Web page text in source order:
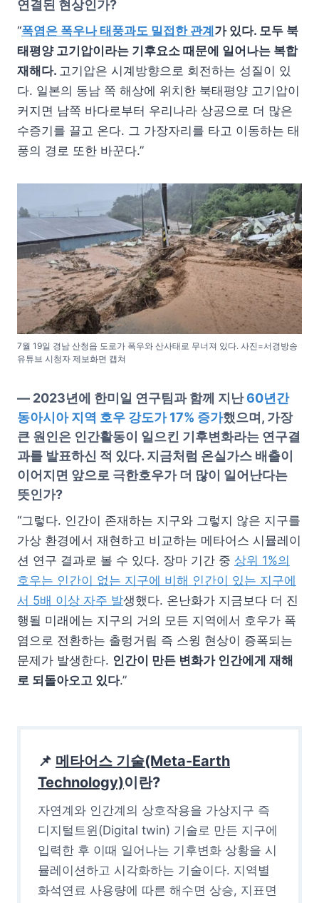
연결된 현상인가?
“폭염은 폭우나 태풍과도 밀접한 관계가 있다. 모두 북
태평양 고기압이라는 기후요소 때문에 일어나는 복합
재해다. 고기압은 시계방향으로 회전하는 성질이 있
다. 일본의 동남 쪽 해상에 위치한 북태평양 고기압이
커지면 남쪽 바다로부터 우리나라 상공으로 더 많은
수증기를 끌고 온다. 그 가장자리를 타고 이동하는 태
풍의 경로 또한 바꾼다.”
7월 19일 경남 산청읍 도로가 폭우와 산사태로 무너져 있다. 사진=서경방송
유튜브 시청자 제보화면 캡쳐
— 2023년에 한미일 연구팀과 함께 지난60년간
동아시아 지역 호우 강도가 17% 증가했으며, 가장
큰 원인은 인간활동이 일으킨 기후변화라는 연구결
과를 발표하신 적 있다. 지금처럼 온실가스 배출이
이어지면 앞으로 극한호우가 더 많이 일어난다는
뜻인가?
“그렇다. 인간이 존재하는 지구와 그렇지 않은 지구를
가상 환경에서 재현하고 비교하는 메타어스 시뮬레이
션 연구 결과로 볼 수 있다. 장마 기간 중 상위 1%의
호우는 인간이 없는 지구에 비해 인간이 있는 지구에
서 5배 이상 자주 발생했다. 온난화가 지금보다 더 진
행될 미래에는 지구의 거의 모든 지역에서 호우가 폭
염으로 전환하는 출렁거림 즉 스윙 현상이 증폭되는
문제가 발생한다. 인간이 만든 변화가 인간에게 재해
로 되돌아오고 있다.”
📌 메타어스 기술(Meta-Earth
Technology)이란?
자연계와 인간계의 상호작용을 가상지구 즉
디지털트윈(Digital twin) 기술로 만든 지구에
입력한 후 이때 일어나는 기후변화 상황을 시
뮬레이션하고 시각화하는 기술이다. 지역별
화석연료 사용량에 따른 해수면 상승, 지표면